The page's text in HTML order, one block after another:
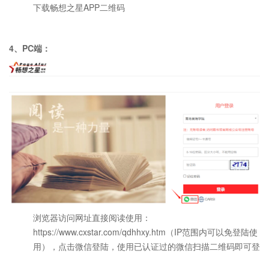
下载畅想之星APP二维码
4、 PC端：
浏览器访问网址直接阅读使用：
https://www.cxstar.com/qdhhxy.htm （IP范围内可以免登陆使
用），点击微信登陆，使用已认证过的微信扫描二维码即可登